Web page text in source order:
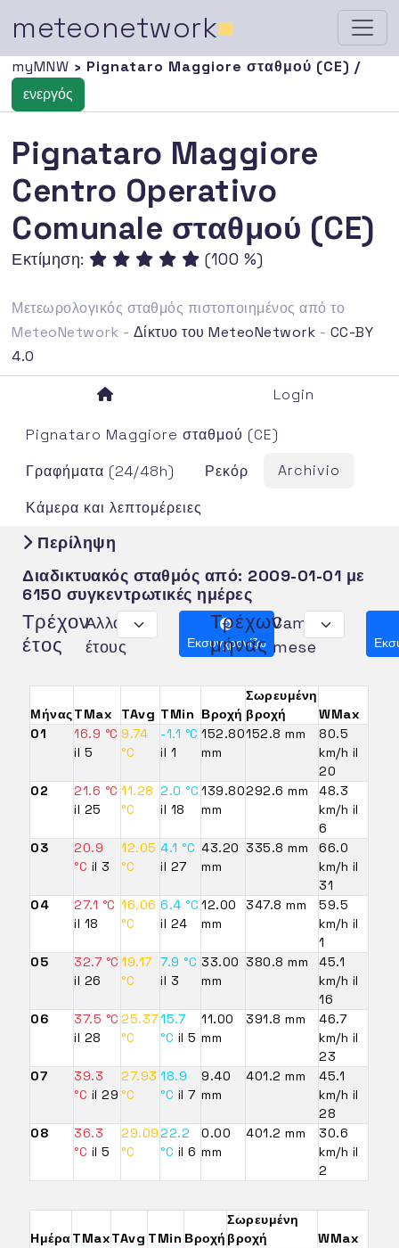
meteonetwork■
myMNW › Pignataro Maggiore σταθμού (CE) /
ενεργός
Pignataro Maggiore
Centro Operativo
Comunale σταθμού (CE)
Εκτίμηση: (100 %)
Μετεωρολογικός σταθμός πιστοποιημένος από το
MeteoNetwork - Δίκτυο του MeteoNetwork - CC-BY
4.0
Login
Pignataro Maggiore σταθμού (CE)
Γραφήματα (24/48h)
Ρεκόρ
Archivio
Κάμερα και λεπτομέρειες
Περίληψη
Διαδικτυακός σταθμός από: 2009-01-01 με
6150 συγκεντρωτικές ημέρες
Τρέχον
έτος
Αλλαγή
έτους
Εκσυγχρονίζω
Τρέχων
μήνας
Cambia
mese
ΜήναςTMax TAvg TMin Βροχή
Σωρευμένη
βροχή
WMax
01
16.9 °C
il 5
9.74
°C
-1.1 °C
il 1
152.80
mm
152.8 mm
80.5
km/h il
20
02
21.6 °C
il 25
11.28
°C
2.0 °C
il 18
139.80
mm
292.6 mm
48.3
km/h il
6
03
20.9
°C il 3
12.05
°C
4.1 °C
il 27
43.20
mm
335.8 mm
66.0
km/h il
31
04
27.1 °C
il 18
16.06
°C
6.4 °C
il 24
12.00
mm
347.8 mm
59.5
km/h il
1
05
32.7 °C
il 26
19.17
°C
7.9 °C
il 3
33.00
mm
380.8 mm
45.1
km/h il
16
06
37.5 °C
il 28
25.37
°C
15.7
°C il 5
11.00
mm
391.8 mm
46.7
km/h il
23
07
39.3
°C il 29
27.93
°C
18.9
°C il 7
9.40
mm
401.2 mm
45.1
km/h il
28
08
36.3
°C il 5
29.09
°C
22.2
°C il 6
0.00
mm
401.2 mm
30.6
km/h il
2
ΗμέραTMaxTAvg TMin Βροχή
Σωρευμένη
βροχή
WMax